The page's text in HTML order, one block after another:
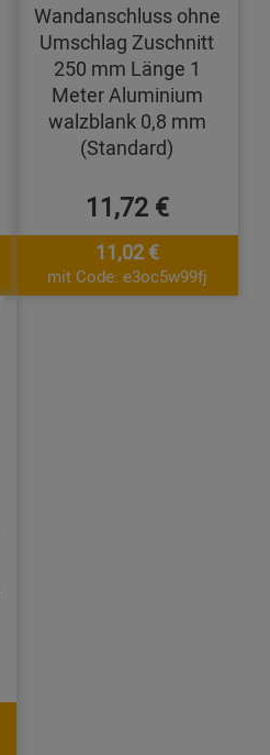
Wandanschluss ohne
Umschlag Zuschnitt
250 mm Länge 1
Meter Aluminium
walzblank 0,8 mm
(Standard)
11,72 €
11,02 €
mit Code: e3oc5w99fj